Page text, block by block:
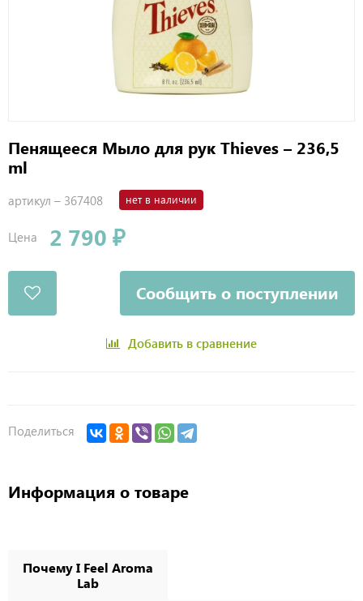
Пенящееся Мыло для рук Thieves – 236,5
ml
артикул – 367408 нет в наличии
Цена 2 790 ₽
Сообщить о поступлении
Добавить в сравнение
Поделиться
Информация о товаре
Почему I Feel Aroma
Lab